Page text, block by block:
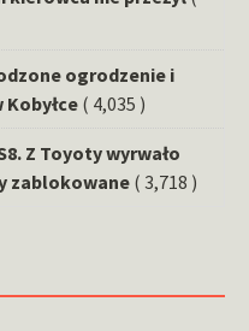
ogrodzenie i
Kobyłce ( 4,035 )
Z Toyoty wyrwało
zablokowane ( 3,718 )